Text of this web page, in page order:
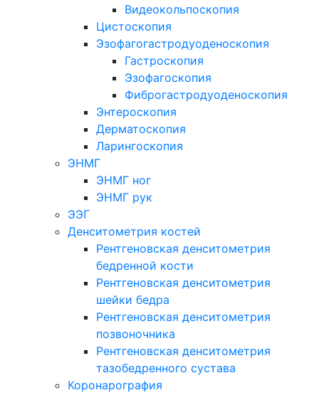
Видеокольпоскопия
Цистоскопия
Эзофагогастродуоденоскопия
Гастроскопия
Эзофагоскопия
Фиброгастродуоденоскопия
Энтероскопия
Дерматоскопия
Ларингоскопия
ЭНМГ
ЭНМГ ног
ЭНМГ рук
ЭЭГ
Денситометрия костей
Рентгеновская денситометрия
бедренной кости
Рентгеновская денситометрия
шейки бедра
Рентгеновская денситометрия
позвоночника
Рентгеновская денситометрия
тазобедренного сустава
Коронарография